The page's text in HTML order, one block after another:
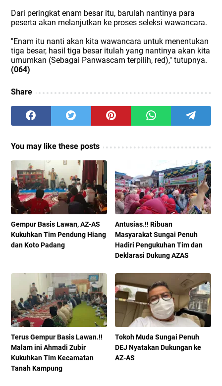
Dari peringkat enam besar itu, barulah nantinya para
peserta akan melanjutkan ke proses seleksi wawancara.
"Enam itu nanti akan kita wawancara untuk menentukan
tiga besar, hasil tiga besar itulah yang nantinya akan kita
umumkan (Sebagai Panwascam terpilih, red)," tutupnya.
(064)
Share
You may like these posts
Gempur Basis Lawan, AZ-AS
Kukuhkan Tim Pendung Hiang
dan Koto Padang
Antusias.!! Ribuan
Masyarakat Sungai Penuh
Hadiri Pengukuhan Tim dan
Deklarasi Dukung AZAS
Terus Gempur Basis Lawan.!!
Malam ini Ahmadi Zubir
Kukuhkan Tim Kecamatan
Tanah Kampung
Tokoh Muda Sungai Penuh
DEJ Nyatakan Dukungan ke
AZ-AS